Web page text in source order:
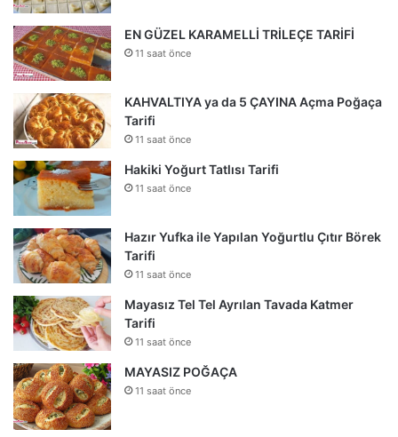
EN GÜZEL KARAMELLİ TRİLEÇE TARİFİ
11 saat önce
KAHVALTIYA ya da 5 ÇAYINA Açma Poğaça
Tarifi
11 saat önce
Hakiki Yoğurt Tatlısı Tarifi
11 saat önce
Hazır Yufka ile Yapılan Yoğurtlu Çıtır Börek
Tarifi
11 saat önce
Mayasız Tel Tel Ayrılan Tavada Katmer
Tarifi
11 saat önce
MAYASIZ POĞAÇA
11 saat önce